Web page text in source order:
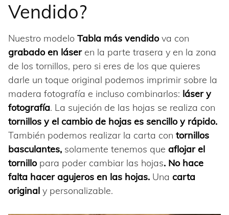
Vendido?
Nuestro modelo Tabla más vendidova con
grabado en láseren la parte trasera y en la zona
de los tornillos, pero si eres de los que quieres
darle un toque original podemos imprimir sobre la
madera fotografía e incluso combinarlos: láser y
fotografía. La sujeción de las hojas se realiza con
tornillos y el cambio de hojas es sencillo y rápido.
También podemos realizar la carta con tornillos
basculantes, solamente tenemos que aflojar el
tornillopara poder cambiar las hojas. No hace
falta hacer agujeros en las hojas. Una carta
original y personalizable.